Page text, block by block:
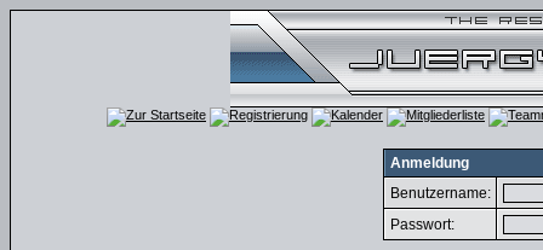
Anmeldung
Benutzername:
Passwort: